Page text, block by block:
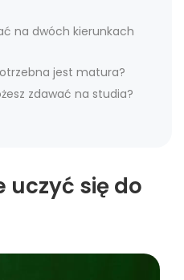
na dwóch kierunkach
jest matura?
zdawać na studia?
uczyć się do